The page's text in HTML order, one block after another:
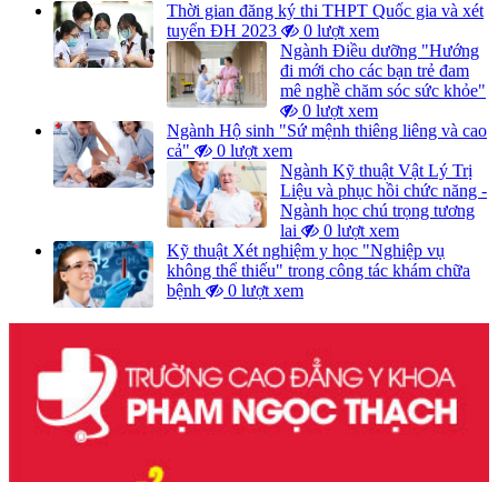
Thời gian đăng ký thi THPT Quốc gia và xét
tuyển ĐH 2023
0 lượt xem
Ngành Điều dưỡng "Hướng
đi mới cho các bạn trẻ đam
mê nghề chăm sóc sức khỏe"
0 lượt xem
Ngành Hộ sinh "Sứ mệnh thiêng liêng và cao
cả"
0 lượt xem
Ngành Kỹ thuật Vật Lý Trị
Liệu và phục hồi chức năng -
Ngành học chú trọng tương
lai
0 lượt xem
Kỹ thuật Xét nghiệm y học "Nghiệp vụ
không thể thiếu" trong công tác khám chữa
bệnh
0 lượt xem